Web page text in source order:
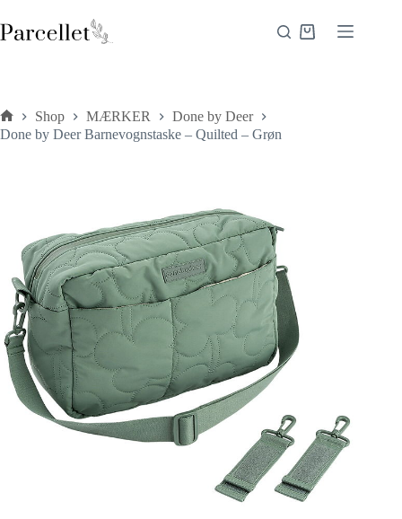
til
indhold
Indkøbskurv
Forside
Shop MÆRKER
Done by Deer
Done by Deer Barnevognstaske – Quilted – Grøn